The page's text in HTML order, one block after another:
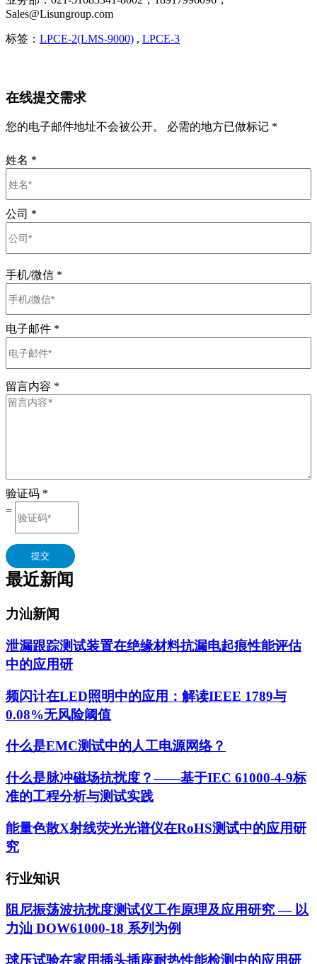
Sales@Lisungroup.com
标签： LPCE-2(LMS-9000) , LPCE-3
在线提交需求
您的电子邮件地址不会被公开。 必需的地方已做标记 *
姓名 *
公司 *
手机/微信 *
电子邮件 *
留言内容 *
验证码 *
=
提交
最近新闻
力汕新闻
泄漏跟踪测试装置在绝缘材料抗漏电起痕性能评估
中的应用研
频闪计在LED照明中的应用：解读IEEE 1789与
0.08%无风险阈值
什么是EMC测试中的人工电源网络？
什么是脉冲磁场抗扰度？——基于IEC 61000-4-9标
准的工程分析与测试实践
能量色散X射线荧光光谱仪在RoHS测试中的应用研
究
行业知识
阻尼振荡波抗扰度测试仪工作原理及应用研究 — 以
力汕 DOW61000-18 系列为例
球压试验在家用插头插座耐热性能检测中的应用研